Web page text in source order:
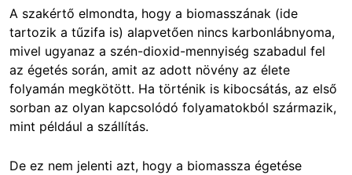
A szakértő elmondta, hogy a biomasszának (ide
tartozik a tűzifa is) alapvetően nincs karbonlábnyoma,
mivel ugyanaz a szén-dioxid-mennyiség szabadul fel
az égetés során, amit az adott növény az élete
folyamán megkötött. Ha történik is kibocsátás, az első
sorban az olyan kapcsolódó folyamatokból származik,
mint például a szállítás.
De ez nem jelenti azt, hogy a biomassza égetése